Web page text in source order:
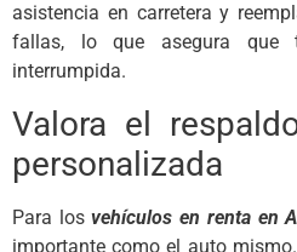
asistencia en carretera y
fallas, lo que asegura
interrumpida.
Valora el
personalizada
Para losvehículos en renta en
importante como el auto